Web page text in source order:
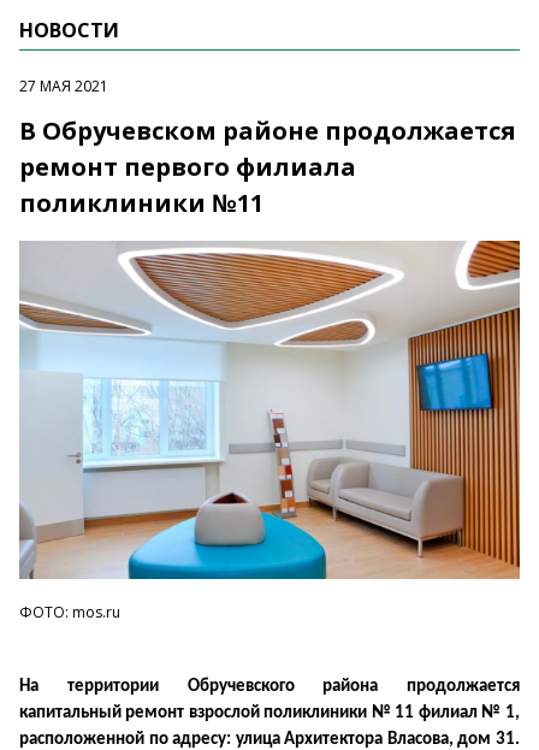
НОВОСТИ
27 МАЯ 2021
В Обручевском районе продолжается
ремонт первого филиала
поликлиники №11
ФОТО: mos.ru
На территории Обручевского района продолжается
капитальный ремонт взрослой поликлиники № 11 филиал № 1,
расположенной по адресу: улица Архитектора Власова, дом 31.